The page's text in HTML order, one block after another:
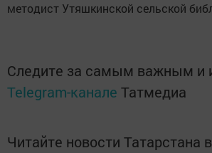
методист Утяшкинской сельской
Следите за самым важным и
Telegram-канале Татмедиа
Читайте новости Татарстана в